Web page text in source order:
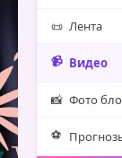
📜 Лента
📹 Видео
📸 Фото
⚽️